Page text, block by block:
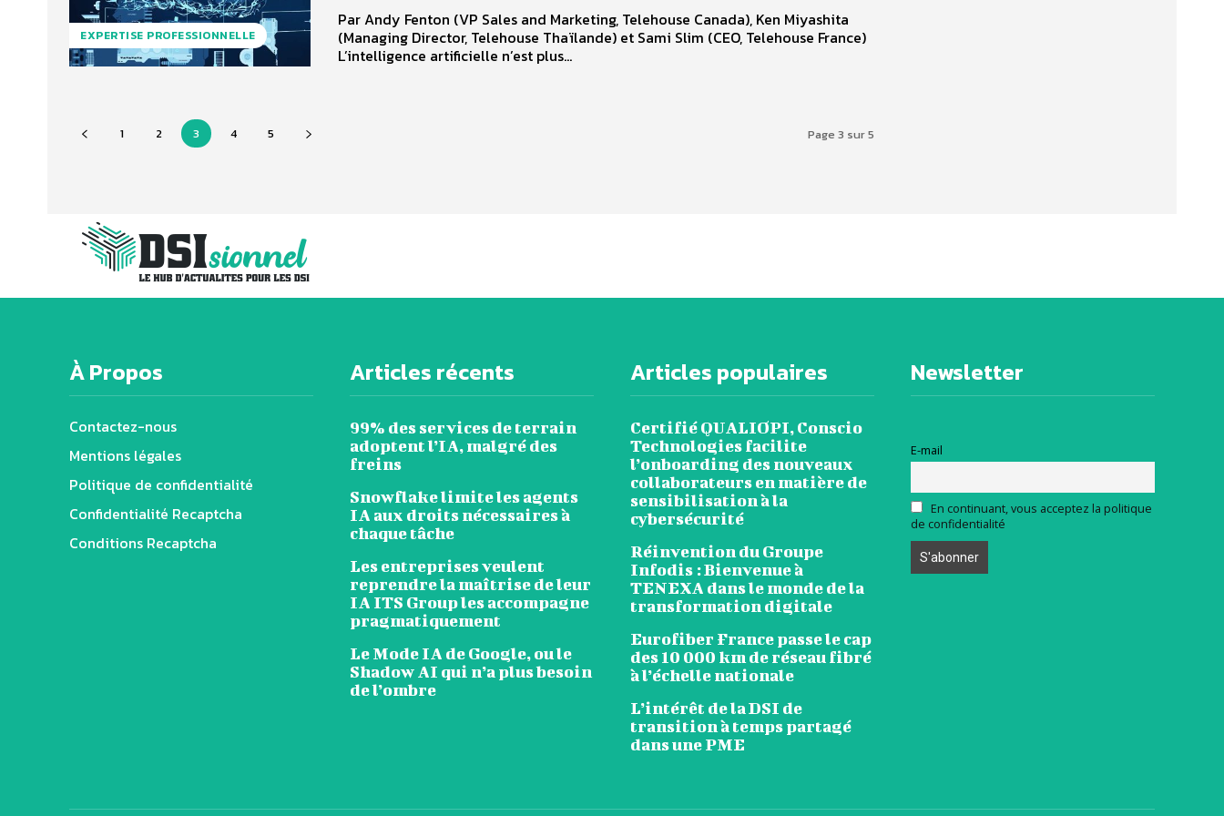
EXPERTISE PROFESSIONNELLE
Par Andy Fenton (VP Sales and Marketing, Telehouse Canada), Ken Miyashita
(Managing Director, Telehouse Thaïlande) et Sami Slim (CEO, Telehouse France)
L’intelligence artificielle n’est plus...
1 2 3 4 5 Page 3 sur 5
À Propos
Contactez-nous
Mentions légales
Politique de confidentialité
Confidentialité Recaptcha
Conditions Recaptcha
Articles récents
99% des services de terrain
adoptent l’IA, malgré des
freins
Snowflake limite les agents
IA aux droits nécessaires à
chaque tâche
Les entreprises veulent
reprendre la maîtrise de leur
IA ITS Group les accompagne
pragmatiquement
Le Mode IA de Google, ou le
Shadow AI qui n’a plus besoin
de l’ombre
Articles populaires
Certifié QUALIOPI, Conscio
Technologies facilite
l’onboarding des nouveaux
collaborateurs en matière de
sensibilisation à la
cybersécurité
Réinvention du Groupe
Infodis : Bienvenue à
TENEXA dans le monde de la
transformation digitale
Eurofiber France passe le cap
des 10 000 km de réseau fibré
à l’échelle nationale
L’intérêt de la DSI de
transition à temps partagé
dans une PME
Newsletter
E-mail
En continuant, vous acceptez la politique
de confidentialité